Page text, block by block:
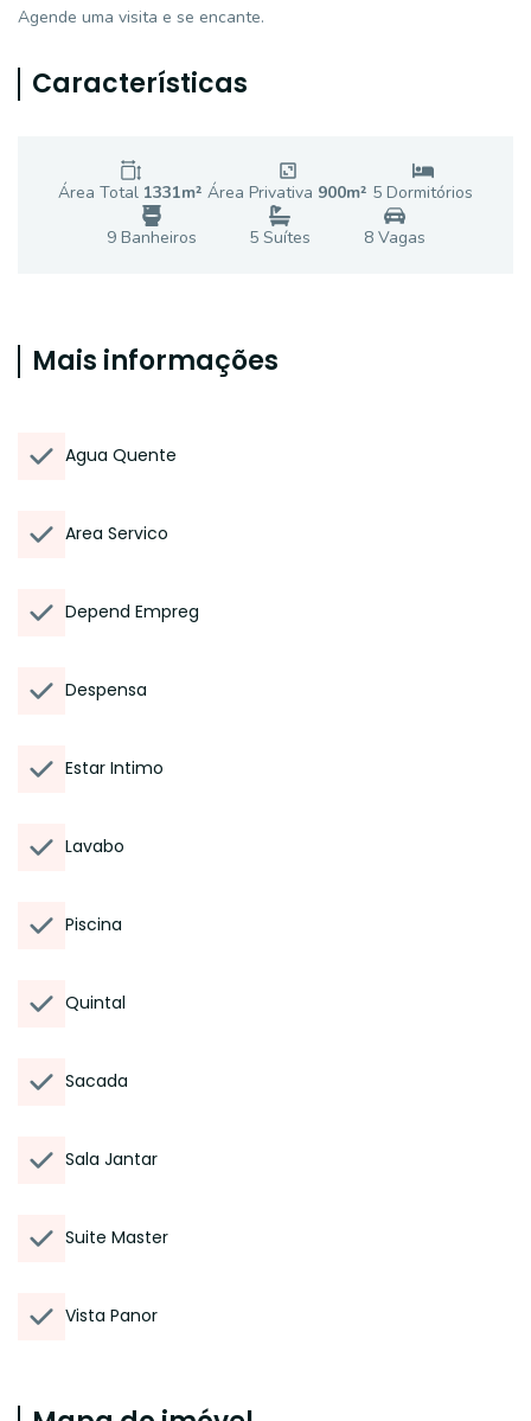
Agende uma visita e se encante.
Características
Área Total 1331m² Área Privativa 900m² 5 Dormitórios
9Banheiros 5 Suítes 8Vagas
Mais informações
Agua Quente
Area Servico
Depend Empreg
Despensa
Estar Intimo
Lavabo
Piscina
Quintal
Sacada
Sala Jantar
Suite Master
Vista Panor